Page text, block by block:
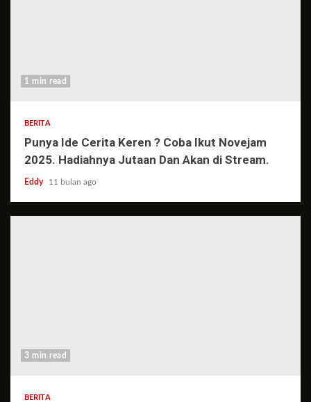
1 min read
BERITA
Punya Ide Cerita Keren ? Coba Ikut Novejam
2025. Hadiahnya Jutaan Dan Akan di Stream.
Eddy 11 bulan ago
3 min read
BERITA